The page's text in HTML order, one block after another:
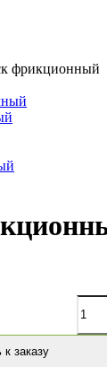
фрикционный
заказу